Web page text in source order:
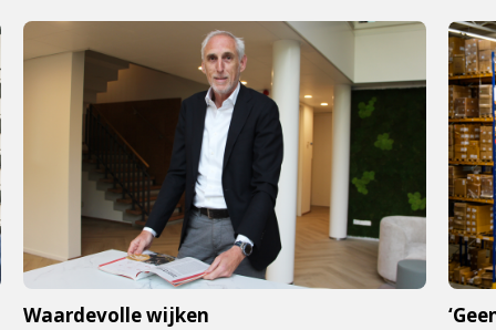
Waardevolle wijken